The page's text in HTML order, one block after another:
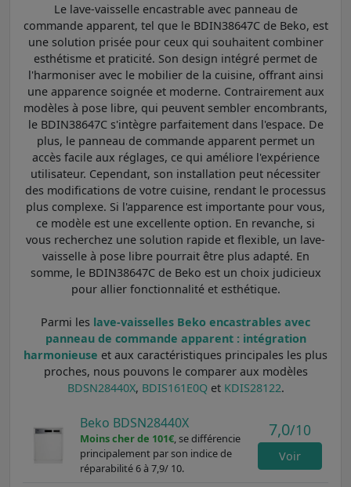
Le lave-vaisselle encastrable avec panneau de
commande apparent, tel que le BDIN38647C de Beko, est
une solution prisée pour ceux qui souhaitent combiner
esthétisme et praticité. Son design intégré permet de
l'harmoniser avec le mobilier de la cuisine, offrant ainsi
une apparence soignée et moderne. Contrairement aux
modèles à pose libre, qui peuvent sembler encombrants,
le BDIN38647C s'intègre parfaitement dans l'espace. De
plus, le panneau de commande apparent permet un
accès facile aux réglages, ce qui améliore l'expérience
utilisateur. Cependant, son installation peut nécessiter
des modifications de votre cuisine, rendant le processus
plus complexe. Si l'apparence est importante pour vous,
ce modèle est une excellente option. En revanche, si
vous recherchez une solution rapide et flexible, un lave-
vaisselle à pose libre pourrait être plus adapté. En
somme, le BDIN38647C de Beko est un choix judicieux
pour allier fonctionnalité et esthétique.
Parmi les lave-vaisselles Beko encastrables avec
panneau de commande apparent : intégration
harmonieuse et aux caractéristiques principales les plus
proches, nous pouvons le comparer aux modèles
BDSN28440X, BDIS161E0Qet KDIS28122.
Beko BDSN28440X
Moins cher de 101€, se différencie
principalement par son indice de
réparabilité 6 à 7,9/ 10.
7,0/10
Voir